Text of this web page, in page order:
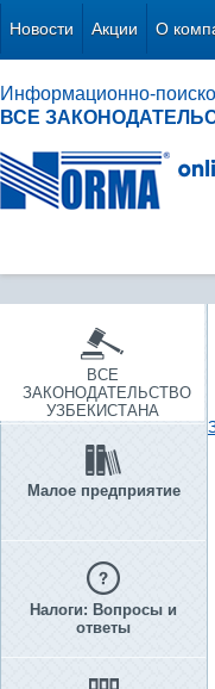
Новости Акции О
Информационно-
ВСЕ
ВСЕ
ЗАКОНОДАТЕЛЬСТВО
УЗБЕКИСТАНА
Малое предприятие
Налоги: Вопросы и
ответы